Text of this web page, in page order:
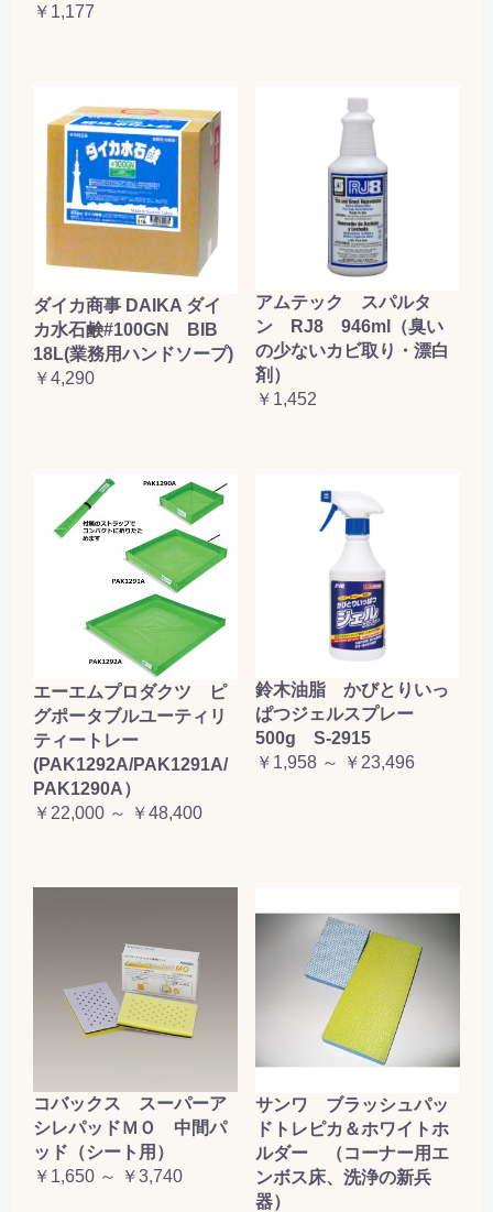
￥1,177
ダイカ商事 DAIKA ダイ
カ水石鹸#100GN BIB
18L(業務用ハンドソープ)
￥4,290
アムテック スパルタ
ン RJ8 946ml（臭い
の少ないカビ取り・漂白
剤）
￥1,452
エーエムプロダクツ ピ
グポータブルユーティリ
ティートレー
(PAK1292A/PAK1291A/
PAK1290A）
￥22,000 ～ ￥48,400
鈴木油脂 かびとりいっ
ぱつジェルスプレー
500g S-2915
￥1,958 ～ ￥23,496
コバックス スーパーア
シレパッドＭＯ 中間パ
ッド（シート用）
￥1,650 ～ ￥3,740
サンワ ブラッシュパッ
ドトレピカ＆ホワイトホ
ルダー （コーナー用エ
ンボス床、洗浄の新兵
器）